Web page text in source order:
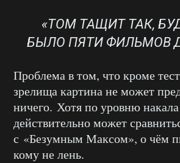
«ТОМ ТАЩИТ ТАК,
БЫЛО ПЯТИ ФИЛЬМОВ
Проблема в том, что кроме
зрелища картина не может
ничего. Хотя по уровню
действительно может
с «Безумным Максом», о чём
кому не лень.